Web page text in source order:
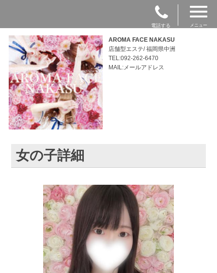
電話する メニュー
AROMA FACE NAKASU
店舗型エステ/ 福岡県中洲
TEL:092-262-6470
MAIL:メールアドレス
女の子詳細